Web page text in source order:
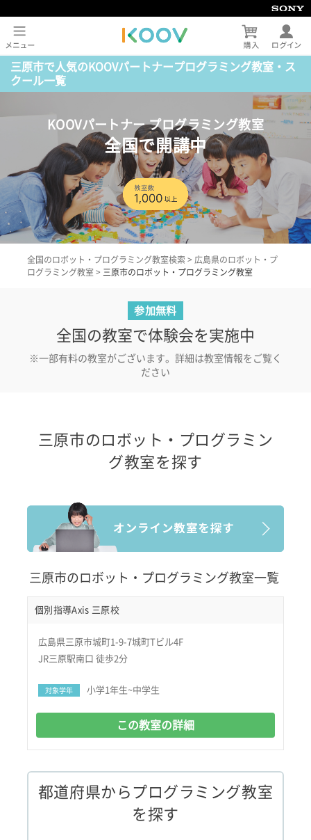
三原市で人気のKOOVパートナープログラミング教室・ス
クール一覧
KOOVパートナー プログラミング教室
全国で開講中
全国のロボット・プログラミング教室検索 > 広島県のロボット・プ
ログラミング教室 > 三原市のロボット・プログラミング教室
参加無料
全国の教室で体験会を実施中
※一部有料の教室がございます。詳細は教室情報をご覧く
ださい
三原市のロボット・プログラミン
グ教室を探す
三原市のロボット・プログラミング教室一覧
個別指導Axis 三原校
広島県三原市城町1-9-7城町Tビル4F
JR三原駅南口 徒歩2分
対象学年 小学1年生~中学生
この教室の詳細
都道府県からプログラミング教室
を探す